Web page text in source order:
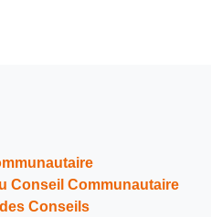
Conseil Communautaire
Conseils